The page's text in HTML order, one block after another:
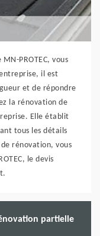
PROTEC, vous
il est
et de répondre
la rénovation de
Elle établit
tous les détails
rénovation, vous
le devis
partielle